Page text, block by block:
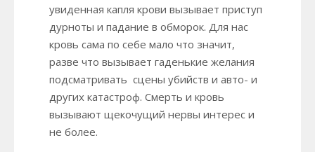
увиденная капля крови вызывает приступ
дурноты и падание в обморок. Для нас
кровь сама по себе мало что значит,
разве что вызывает гаденькие желания
подсматривать сцены убийств и авто- и
других катастроф. Смерть и кровь
вызывают щекочущий нервы интерес и
не более.